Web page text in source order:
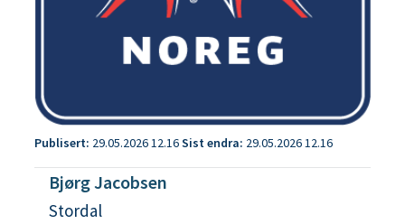
Publisert 29.05.2026 12.16Sist endra 29.05.2026 12.16
Bjørg Jacobsen
Stordal